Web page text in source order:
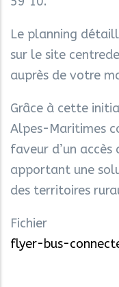
Le planning
sur le site
auprès de votre
Grâce à cette
Alpes-Maritimes
faveur d’un accès
apportant une
des territoires
Fichier
flyer-bus-